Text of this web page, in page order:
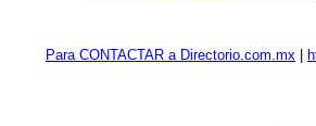
Para CONTACTAR a Directorio.com.mx